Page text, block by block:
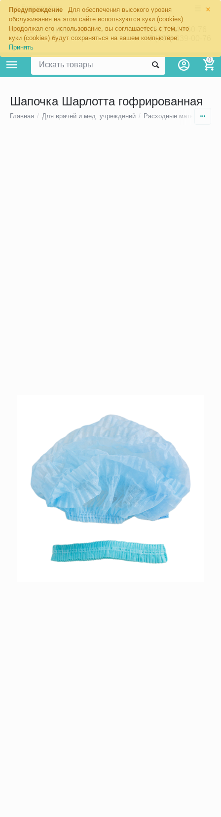
×
Предупреждение
Для обеспечения высокого уровня
обслуживания на этом сайте используются куки (cookies).
Продолжая его использование, вы соглашаетесь с тем, что
куки (cookies) будут сохраняться на вашем компьютере:
Принять
Екатеринбург
8 (343) 344-60-76
+7 (967) 639-00-76
0
Шапочка Шарлотта гофрированная
Главная / Для врачей и мед. учреждений / Расходные материалы